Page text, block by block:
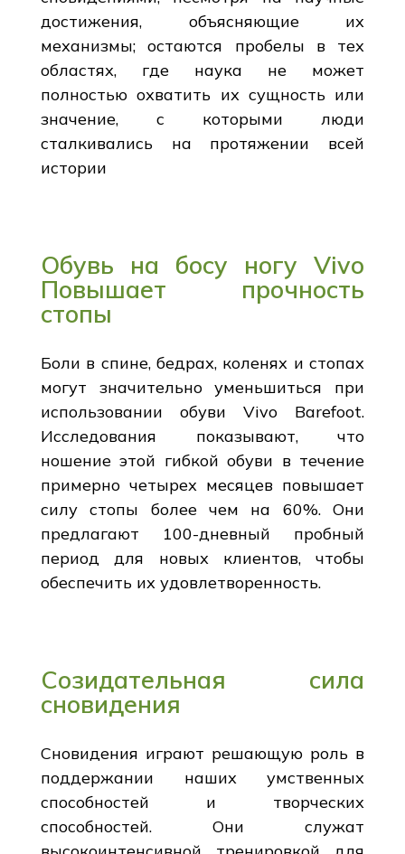
достижения, объясняющие их
механизмы; остаются пробелы в тех
областях, где наука не может
полностью охватить их сущность или
значение, с которыми люди
сталкивались на протяжении всей
истории
Обувь на босу ногу Vivo
Повышает прочность
стопы
Боли в спине, бедрах, коленях и стопах
могут значительно уменьшиться при
использовании обуви Vivo Barefoot.
Исследования показывают, что
ношение этой гибкой обуви в течение
примерно четырех месяцев повышает
силу стопы более чем на 60%. Они
предлагают 100-дневный пробный
период для новых клиентов, чтобы
обеспечить их удовлетворенность.
Созидательная сила
сновидения
Сновидения играют решающую роль в
поддержании наших умственных
способностей и творческих
способностей. Они служат